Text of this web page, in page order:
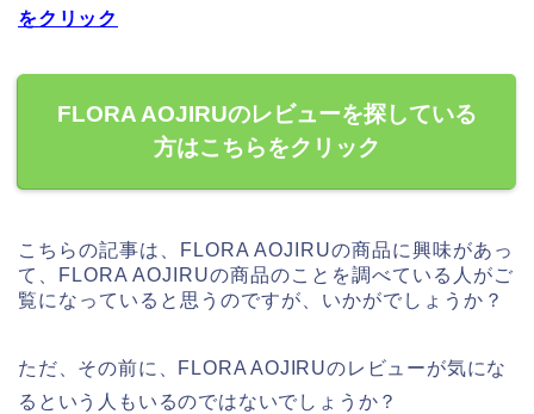
をクリック
FLORA AOJIRUのレビューを探している
方はこちらをクリック
こちらの記事は、FLORA AOJIRUの商品に興味があっ
て、FLORA AOJIRUの商品のことを調べている人がご
覧になっていると思うのですが、いかがでしょうか？
ただ、その前に、FLORA AOJIRUのレビューが気にな
るという人もいるのではないでしょうか？